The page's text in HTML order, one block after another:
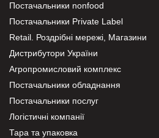
Постачальники nonfood
Постачальники Private Label
Retail. Роздрібні мережі, Магазини
Дистрибутори України
Агропромисловий комплекс
Постачальники обладнання
Постачальники послуг
Логістичні компанії
Тара та упаковка